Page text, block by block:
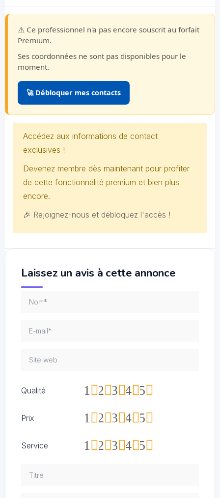
⚠️ Ce professionnel n'a pas encore souscrit au forfait
Premium.
Ses coordonnées ne sont pas disponibles pour le
moment.
🚀 Débloquer mes contacts
Accédez aux informations de contact
exclusives !
Devenez membre dès maintenant pour profiter
de cette fonctionnalité premium et bien plus
encore.
🎉 Rejoignez-nous et débloquez l'accès !
Laissez un avis à cette annonce
Qualité 5
4
3
2
1
Prix 5
4
3
2
1
Service 5
4
3
2
1